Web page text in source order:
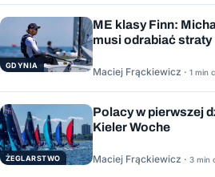
GDYNIA
ME klasy Finn:
musi odrabiać straty
Maciej Frąckiewicz · 1 min
ŻEGLARSTWO
Polacy w pierwszej
Kieler Woche
Maciej Frąckiewicz · 3 min